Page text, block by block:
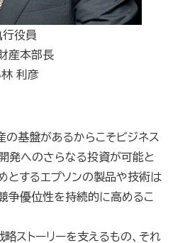
行役員
産本部長
利彦
の基盤があるからこそビジネス
発へのさらなる投資が可能と
とするエプソンの製品や技術は
争優位性を持続的に高めるこ
ストーリーを支えるもの、それ